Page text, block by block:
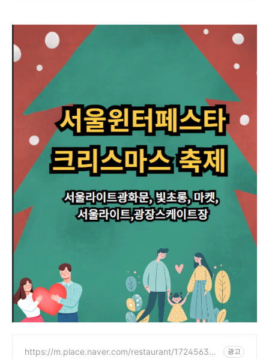
https://m.place.naver.com/restaurant/172456356
광고